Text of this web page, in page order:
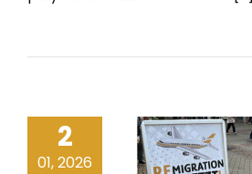
2
01, 2026